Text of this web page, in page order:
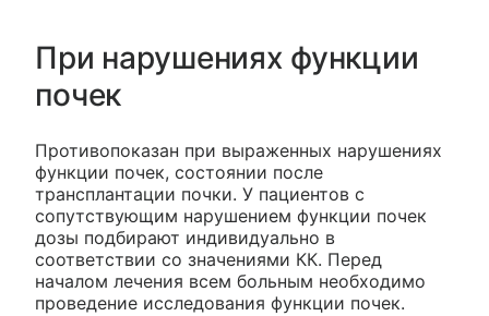
При нарушениях функции
почек
Противопоказан при выраженных нарушениях
функции почек, состоянии после
трансплантации почки. У пациентов с
сопутствующим нарушением функции почек
дозы подбирают индивидуально в
соответствии со значениями КК. Перед
началом лечения всем больным необходимо
проведение исследования функции почек.